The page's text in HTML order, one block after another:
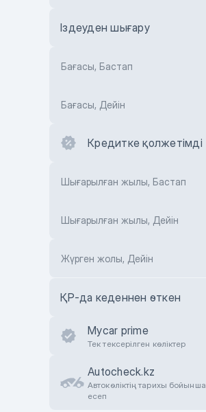
Іздеуден шығару
Бағасы, Бастап
Бағасы, Дейін
Кредитке қолжетімді
Шығарылған жылы, Бастап
Шығарылған жылы, Дейін
Жүрген жолы, Дейін
ҚР-да кеденнен өткен
Mycar prime
Тек тексерілген көліктер
Autocheck.kz
Автокөліктің тарихы бойынша
есеп